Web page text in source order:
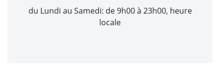
du Lundi au Samedi: de 9h00 à 23h00, heure
locale